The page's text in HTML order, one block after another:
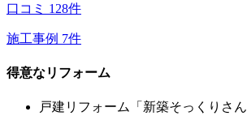
口コミ 128件
施工事例 7件
得意なリフォーム
戸建リフォーム「新築そっくりさん